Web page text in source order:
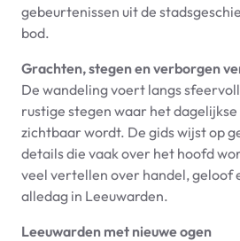
gebeurtenissen uit de
bod.
Grachten, stegen en verborgen
De wandeling voert langs
rustige stegen waar het
zichtbaar wordt. De gids wijst op
details die vaak over het hoofd
veel vertellen over handel, geloof
alledag in Leeuwarden.
Leeuwarden met nieuwe ogen